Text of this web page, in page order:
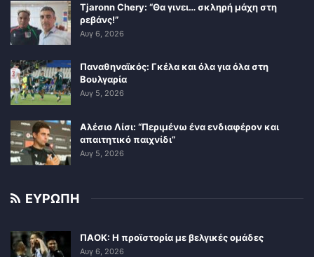
Tjaronn Chery: “Θα γινει… σκληρή μάχη στη
ρεβάνς!”
Αυγ 6, 2026
Παναθηναϊκός: Γκέλα και όλα για όλα στη
Βουλγαρία
Αυγ 5, 2026
Αλέσιο Λίσι: “Περιμένω ένα ενδιαφέρον και
απαιτητικό παιχνίδι”
Αυγ 5, 2026
ΕΥΡΩΠΗ
ΠΑΟΚ: Η προϊστορία με βελγικές ομάδες
Αυγ 6, 2026